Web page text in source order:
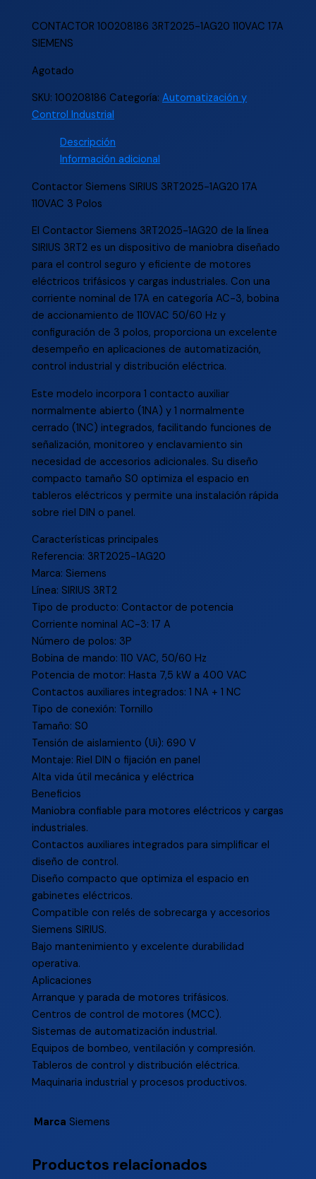
CONTACTOR 100208186 3RT2025-1AG20 110VAC 17A
SIEMENS
Agotado
SKU:100208186 Categoría:Automatización y
Control Industrial
Descripción
Información adicional
Contactor Siemens SIRIUS 3RT2025-1AG20 17A
110VAC 3 Polos
El Contactor Siemens 3RT2025-1AG20 de la línea
SIRIUS 3RT2 es un dispositivo de maniobra diseñado
para el control seguro y eficiente de motores
eléctricos trifásicos y cargas industriales. Con una
corriente nominal de 17A en categoría AC-3, bobina
de accionamiento de 110VAC 50/60 Hz y
configuración de 3 polos, proporciona un excelente
desempeño en aplicaciones de automatización,
control industrial y distribución eléctrica.
Este modelo incorpora 1 contacto auxiliar
normalmente abierto (1NA) y 1 normalmente
cerrado (1NC) integrados, facilitando funciones de
señalización, monitoreo y enclavamiento sin
necesidad de accesorios adicionales. Su diseño
compacto tamaño S0 optimiza el espacio en
tableros eléctricos y permite una instalación rápida
sobre riel DIN o panel.
Características principales
Referencia: 3RT2025-1AG20
Marca: Siemens
Línea: SIRIUS 3RT2
Tipo de producto: Contactor de potencia
Corriente nominal AC-3: 17 A
Número de polos: 3P
Bobina de mando: 110 VAC, 50/60 Hz
Potencia de motor: Hasta 7,5 kW a 400 VAC
Contactos auxiliares integrados: 1 NA + 1 NC
Tipo de conexión: Tornillo
Tamaño: S0
Tensión de aislamiento (Ui): 690 V
Montaje: Riel DIN o fijación en panel
Alta vida útil mecánica y eléctrica
Beneficios
Maniobra confiable para motores eléctricos y cargas
industriales.
Contactos auxiliares integrados para simplificar el
diseño de control.
Diseño compacto que optimiza el espacio en
gabinetes eléctricos.
Compatible con relés de sobrecarga y accesorios
Siemens SIRIUS.
Bajo mantenimiento y excelente durabilidad
operativa.
Aplicaciones
Arranque y parada de motores trifásicos.
Centros de control de motores (MCC).
Sistemas de automatización industrial.
Equipos de bombeo, ventilación y compresión.
Tableros de control y distribución eléctrica.
Maquinaria industrial y procesos productivos.
Marca Siemens
Productos relacionados